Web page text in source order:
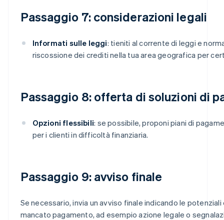
Passaggio 7: considerazioni legali
Informati sulle leggi: tieniti al corrente di leggi e
riscossione dei crediti nella tua area geografica per
Passaggio 8: offerta di soluzioni di
Opzioni flessibili: se possibile, proponi piani di
per i clienti in difficoltà finanziaria.
Passaggio 9: avviso finale
Se necessario, invia un avviso finale indicando le
mancato pagamento, ad esempio azione legale o